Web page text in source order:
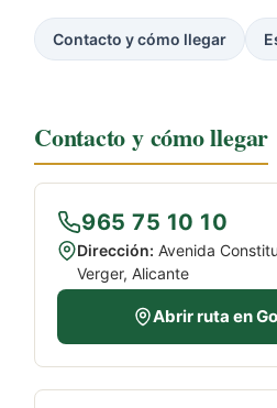
Contacto y cómo llegar
Contacto y cómo llegar
965 75 10 10
Dirección: Avenida
Verger, Alicante
Abrir ruta en